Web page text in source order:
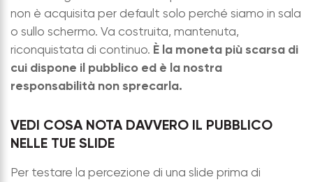
non è acquisita per default solo perché siamo in sala
o sullo schermo. Va costruita, mantenuta,
riconquistata di continuo. È la moneta più scarsa di
cui dispone il pubblico ed è la nostra
responsabilità non sprecarla.
VEDI COSA NOTA DAVVERO IL PUBBLICO
NELLE TUE SLIDE
Per testare la percezione di una slide prima di